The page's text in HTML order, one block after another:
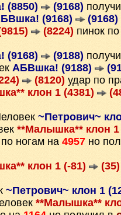
(8850) (9168)
(9168) (9168)
(8224) пинок
(9168) (9188)
АБВшка! (9188)
(8120) удар по
клон 1 (4381)
~Петрович~
**Малышка** клон
ногам на 4957 но
клон 1 (-81) (35)
~Петрович~ клон 1
**Малышка**